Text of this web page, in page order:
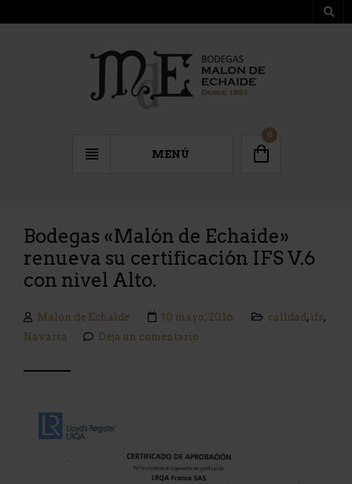
MENÚ
0
Bodegas «Malón de Echaide»
renueva su certificación IFS V.6
con nivel Alto.
Malón de Echaide 10 mayo, 2016 calidad, ifs,
Navarra
Deja un comentario